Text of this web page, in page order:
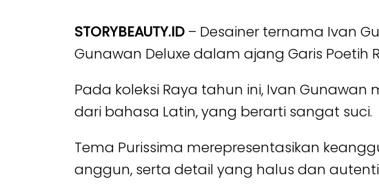
STORYBEAUTY.ID– Desainer ternama Ivan
Gunawan Deluxe dalam ajang Garis Poetih
Pada koleksi Raya tahun ini, Ivan
dari bahasa Latin, yang berarti sangat suci.
Tema Purissima merepresentasikan
anggun, serta detail yang halus dan